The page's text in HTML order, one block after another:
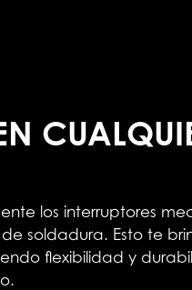
los interruptores
soldadura. Esto te
flexibilidad y